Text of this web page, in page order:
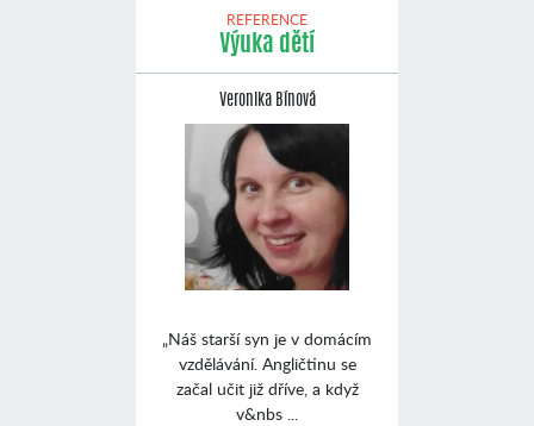
REFERENCE
Výuka dětí
Veronika Bínová
„Náš starší syn je v domácím
vzdělávání. Angličtinu se
začal učit již dříve, a když
v&nbs ...